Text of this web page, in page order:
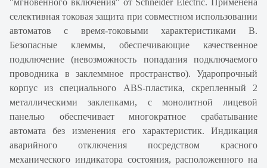
"мгновенного включения" от Schneider Electric. Применена
селективная токовая защита при совместном использовании
автоматов с время-токовыми характеристиками B.
Безопасные клеммы, обеспечивающие качественное
подключение (невозможность попадания подключаемого
проводника в заклеммное пространство). Ударопрочный
корпус из специального ABS-пластика, скрепленный 2
металлическими заклепками, с монолитной лицевой
панелью обеспечивает многократное срабатывание
автомата без изменения его характеристик. Индикация
аварийного отключения посредством красного
механического индикатора состояния, расположенного на